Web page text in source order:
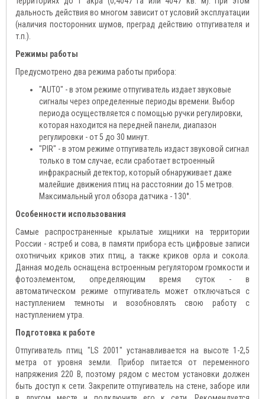
дальность действия во многом зависит от условий эксплуатации
(наличия посторонних шумов, преград действию отпугивателя и
т.п.).
Режимы работы
Предусмотрено два режима работы прибора:
"AUTO" - в этом режиме отпугиватель издает звуковые
сигналы через определенные периоды времени. Выбор
периода осуществляется с помощью ручки регулировки,
которая находится на передней панели, диапазон
регулировки - от 5 до 30 минут.
"PIR" - в этом режиме отпугиватель издаст звуковой сигнал
только в том случае, если сработает встроенный
инфракрасный детектор, который обнаруживает даже
малейшие движения птиц на расстоянии до 15 метров.
Максимальный угол обзора датчика - 130°.
Особенности использования
Самые распространенные крылатые хищники на территории
России - ястреб и сова, в памяти прибора есть цифровые записи
охотничьих криков этих птиц, а также криков орла и сокола.
Данная модель оснащена встроенным регулятором громкости и
фотоэлементом, определяющим время суток - в
автоматическом режиме отпугиватель может отключаться с
наступлением темноты и возобновлять свою работу с
наступлением утра.
Подготовка к работе
Отпугиватель птиц "LS 2001" устанавливается на высоте 1-2,5
метра от уровня земли. Прибор питается от переменного
напряжения 220 В, поэтому рядом с местом установки должен
быть доступ к сети. Закрепите отпугиватель на стене, заборе или